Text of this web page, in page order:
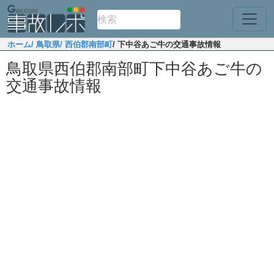
ホーム/ 鳥取県/ 西伯郡南部町/ 下中谷あご牛の交通事故情報
鳥取県西伯郡南部町下中谷あご牛の
交通事故情報